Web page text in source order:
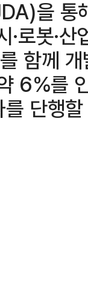
을
로봇·
함께
6%를
단행